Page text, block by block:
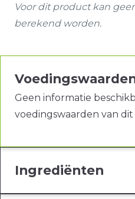
Voor dit product kan
berekend worden.
Geen informatie
voedingswaarden van
Ingrediënten